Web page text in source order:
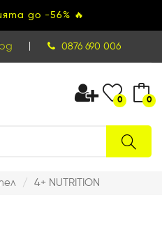
до -56% 🔥
0876 690 006
0 0
4+ NUTRITION